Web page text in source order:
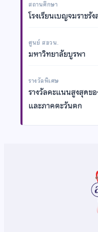
สถานศึกษา
โรงเรียนเบญจมราชรั
ศูนย์ สอวน.
มหาวิทยาลัยบูรพา
รางวัลพิเศษ
รางวัลคะแนนสูงสุดข
และภาคตะวันตก